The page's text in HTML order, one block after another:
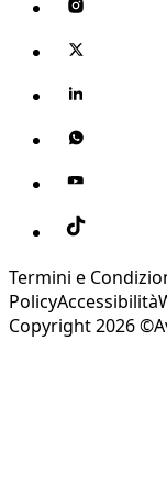
Termini e
PolicyAccessibilità
Copyright 2026